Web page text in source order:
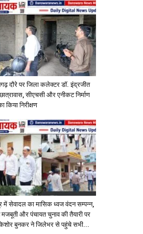
दौरे पर जिला कलेक्टर डॉ. इंद्रजीत
सीएचसी और एनीकट निर्माण
किया निरीक्षण
में सेवादल का मासिक ध्वज वंदन सम्पन्न,
और पंचायत चुनाव की तैयारी पर
बुनकर ने जिलेभर से पहुंचे सभी...